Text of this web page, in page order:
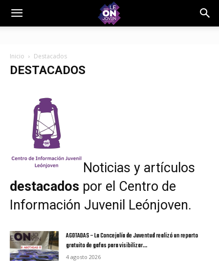
Inicio Destacados
DESTACADOS
Noticias y artículos
destacados por el Centro de
Información Juvenil Leónjoven.
AGOTADAS – La Concejalía de Juventud realizó un reparto
gratuito de gafas para visibilizar...
4 agosto 2026